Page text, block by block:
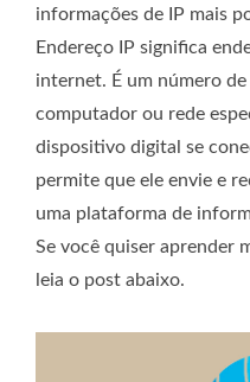
informações de IP mais
Endereço IP significa
internet. É um número
computador ou rede
dispositivo digital se
permite que ele envie e
uma plataforma de
Se você quiser aprender
leia o post abaixo.